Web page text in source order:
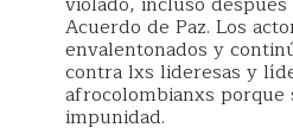
Acuerdo de Paz. Los
envalentonados y
contra lxs lideresas y
afrocolombianxs porque
impunidad.